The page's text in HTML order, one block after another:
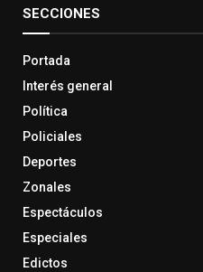
SECCIONES
Portada
Interés general
Política
Policiales
Deportes
Zonales
Espectáculos
Especiales
Edictos